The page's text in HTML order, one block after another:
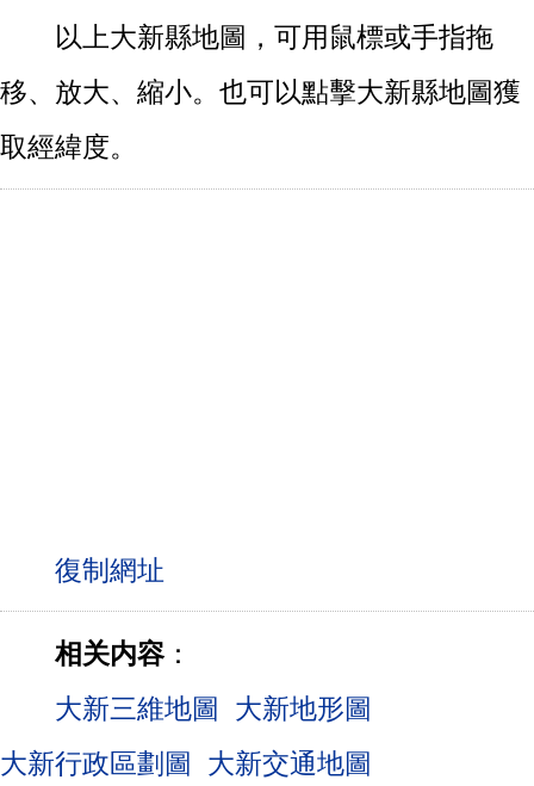
以上大新縣地圖，可用鼠標或手指拖
移、放大、縮小。也可以點擊大新縣地圖獲
取經緯度。
相关内容：
大新三維地圖
大新地形圖
大新行政區劃圖
大新交通地圖